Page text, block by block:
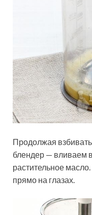
Продолжая
блендер — вливаем в
растительное
прямо на глазах.